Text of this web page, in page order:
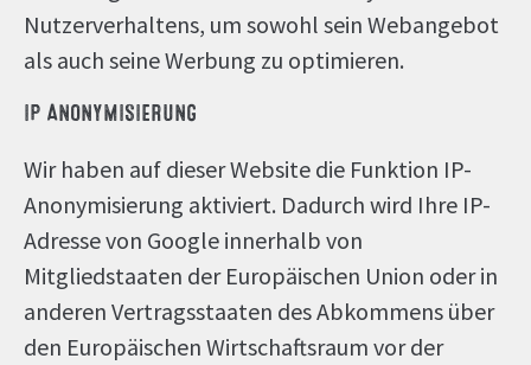
Nutzerverhaltens, um sowohl sein Webangebot
als auch seine Werbung zu optimieren.
IP ANONYMISIERUNG
Wir haben auf dieser Website die Funktion IP-
Anonymisierung aktiviert. Dadurch wird Ihre IP-
Adresse von Google innerhalb von
Mitgliedstaaten der Europäischen Union oder in
anderen Vertragsstaaten des Abkommens über
den Europäischen Wirtschaftsraum vor der